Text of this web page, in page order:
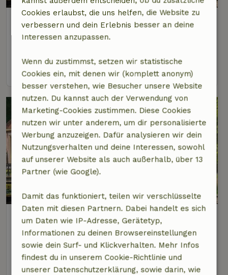
Naturhäuschen in Terwolde
3 km Abstand vom Zentrum von Diepenveen
Ansehen
Naturhäuschen in Terwolde
3 km Abstand vom Zentrum von Diepenveen
2 Personen1 Schlafzimmer
Ansehen
Cookies erlaubst, die uns helfen, die Website zu
verbessern und dein Erlebnis besser an deine
Interessen anzupassen.
Wenn du zustimmst, setzen wir statistische
Cookies ein, mit denen wir (komplett anonym)
besser verstehen, wie Besucher unsere Website
nutzen. Du kannst auch der Verwendung von
Marketing-Cookies zustimmen. Diese Cookies
nutzen wir unter anderem, um dir personalisierte
Werbung anzuzeigen. Dafür analysieren wir dein
Nutzungsverhalten und deine Interessen, sowohl
auf unserer Website als auch außerhalb, über 13
Partner (wie Google).
Damit das funktioniert, teilen wir verschlüsselte
Daten mit diesen Partnern. Dabei handelt es sich
um Daten wie IP-Adresse, Gerätetyp,
Informationen zu deinen Browsereinstellungen
sowie dein Surf- und Klickverhalten. Mehr Infos
findest du in unserem Cookie-Richtlinie und
unserer Datenschutzerklärung, sowie darin, wie